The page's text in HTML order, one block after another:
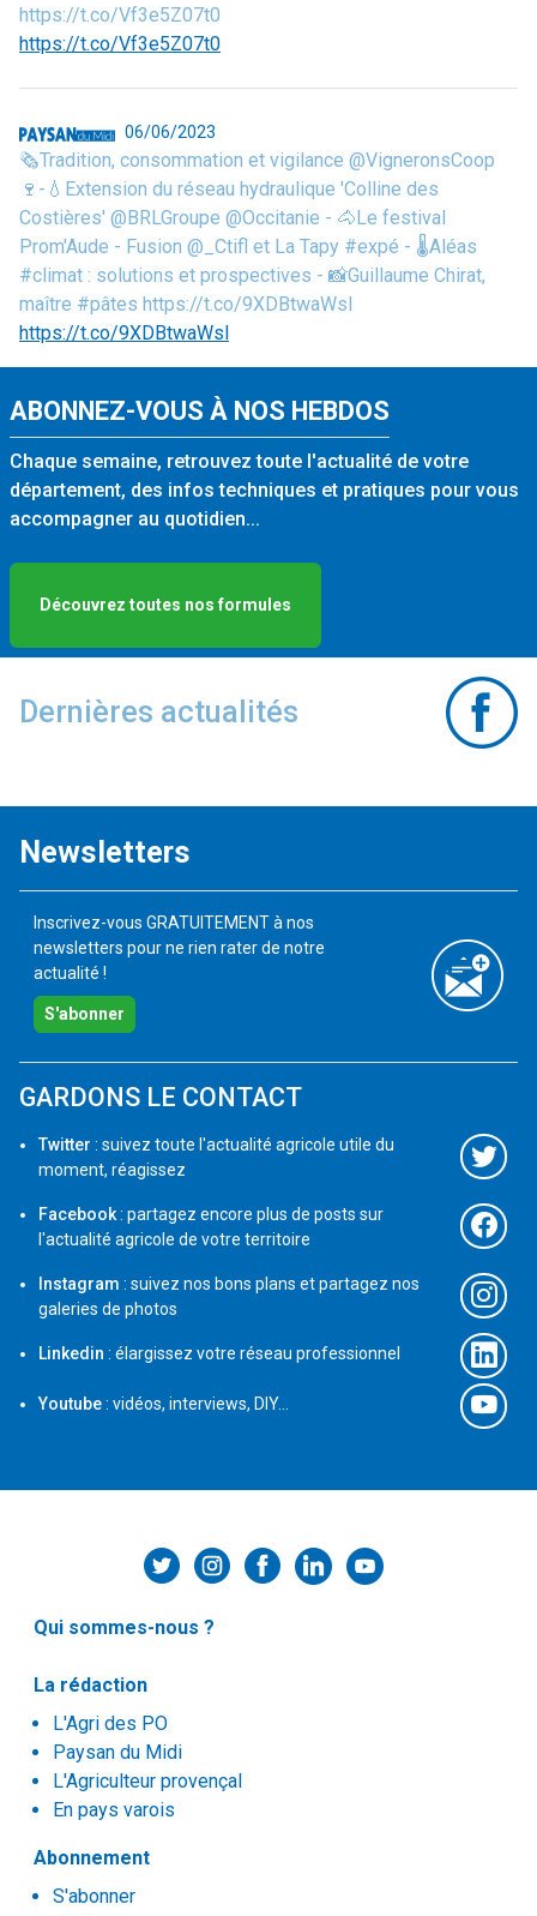
https://t.co/Vf3e5Z07t0
https://t.co/Vf3e5Z07t0
06/06/2023
🗞️Tradition, consommation et vigilance @VigneronsCoop
🍷-💧Extension du réseau hydraulique 'Colline des
Costières' @BRLGroupe @Occitanie - 🐴Le festival
Prom'Aude - Fusion @_Ctifl et La Tapy #expé - 🌡️Aléas
#climat : solutions et prospectives - 📸Guillaume Chirat,
maître #pâtes https://t.co/9XDBtwaWsl
https://t.co/9XDBtwaWsl
ABONNEZ-VOUS À NOS HEBDOS
Chaque semaine, retrouvez toute l'actualité de votre
département, des infos techniques et pratiques pour vous
accompagner au quotidien...
Découvrez toutes nos formules
Dernières actualités
Newsletters
Inscrivez-vous GRATUITEMENT à nos
newsletters pour ne rien rater de notre
actualité !
S'abonner
GARDONS LE CONTACT
Twitter : suivez toute l'actualité agricole utile du
moment, réagissez
Facebook: partagez encore plus de posts sur
l'actualité agricole de votre territoire
Instagram : suivez nos bons plans et partagez nos
galeries de photos
Linkedin : élargissez votre réseau professionnel
Youtube: vidéos, interviews, DIY...
Qui sommes-nous ?
La rédaction
L'Agri des PO
Paysan du Midi
L'Agriculteur provençal
En pays varois
Abonnement
S'abonner